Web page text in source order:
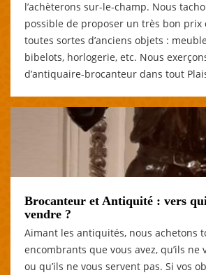
l’achèterons sur-le-champ. Nous
possible de proposer un très bon prix
toutes sortes d’anciens objets :
bibelots, horlogerie, etc. Nous
d’antiquaire-brocanteur dans tout
Brocanteur et Antiquité : vers
vendre ?
Aimant les antiquités, nous achetons
encombrants que vous avez, qu’ils ne
ou qu’ils ne vous servent pas. Si vos